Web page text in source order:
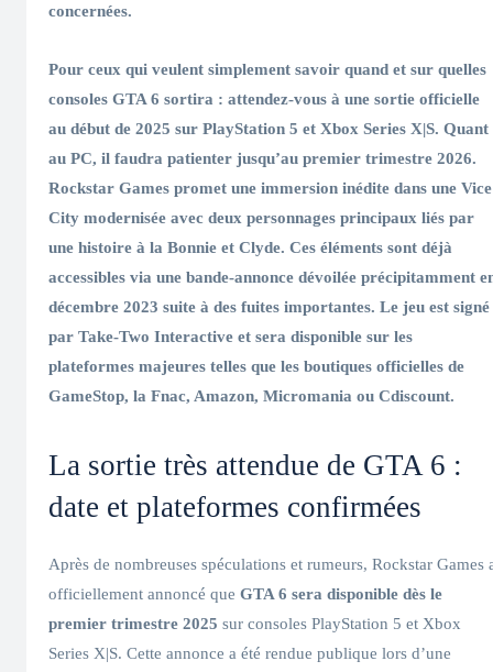
concernées.
Pour ceux qui veulent simplement savoir quand et sur quelles
consoles GTA 6 sortira : attendez-vous à une sortie officielle
au début de 2025 sur PlayStation 5 et Xbox Series X|S. Quant
au PC, il faudra patienter jusqu’au premier trimestre 2026.
Rockstar Games promet une immersion inédite dans une Vice
City modernisée avec deux personnages principaux liés par
une histoire à la Bonnie et Clyde. Ces éléments sont déjà
accessibles via une bande-annonce dévoilée précipitamment
décembre 2023 suite à des fuites importantes. Le jeu est signé
par Take-Two Interactive et sera disponible sur les
plateformes majeures telles que les boutiques officielles de
GameStop, la Fnac, Amazon, Micromania ou Cdiscount.
La sortie très attendue de GTA 6 :
date et plateformes confirmées
Après de nombreuses spéculations et rumeurs, Rockstar Games
officiellement annoncé que GTA 6 sera disponible dès le
premier trimestre 2025 sur consoles PlayStation 5 et Xbox
Series X|S. Cette annonce a été rendue publique lors d’une